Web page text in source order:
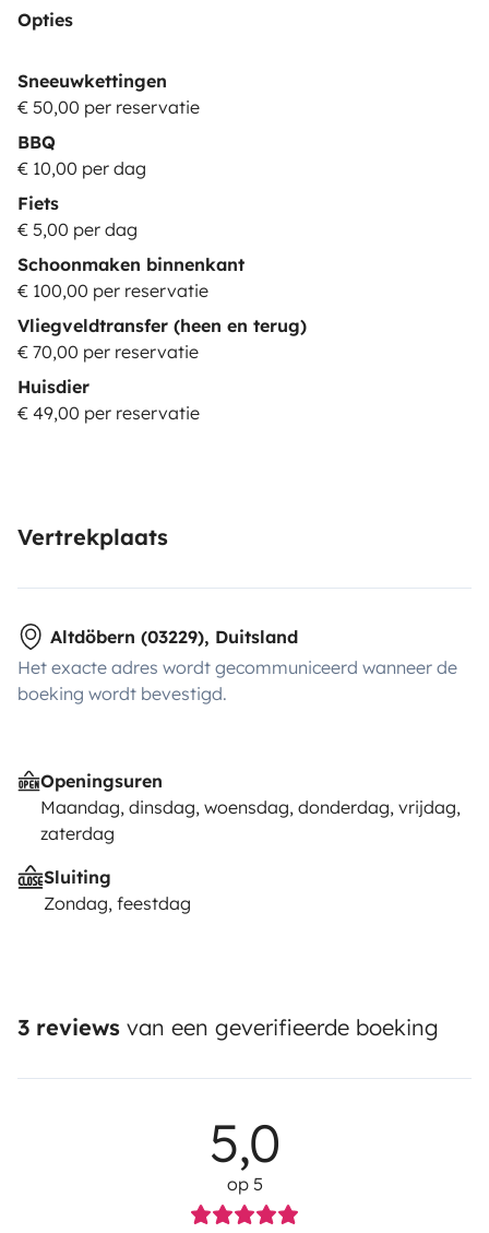
Opties
Sneeuwkettingen
€ 50,00 per reservatie
BBQ
€ 10,00 per dag
Fiets
€ 5,00 per dag
Schoonmaken binnenkant
€ 100,00 per reservatie
Vliegveldtransfer (heen en terug)
€ 70,00 per reservatie
Huisdier
€ 49,00 per reservatie
Vertrekplaats
Altdöbern (03229), Duitsland
Het exacte adres wordt gecommuniceerd wanneer de
boeking wordt bevestigd.
Openingsuren
Maandag, dinsdag, woensdag, donderdag, vrijdag,
zaterdag
Sluiting
Zondag, feestdag
3 reviews van een geverifieerde boeking
5,0
op 5